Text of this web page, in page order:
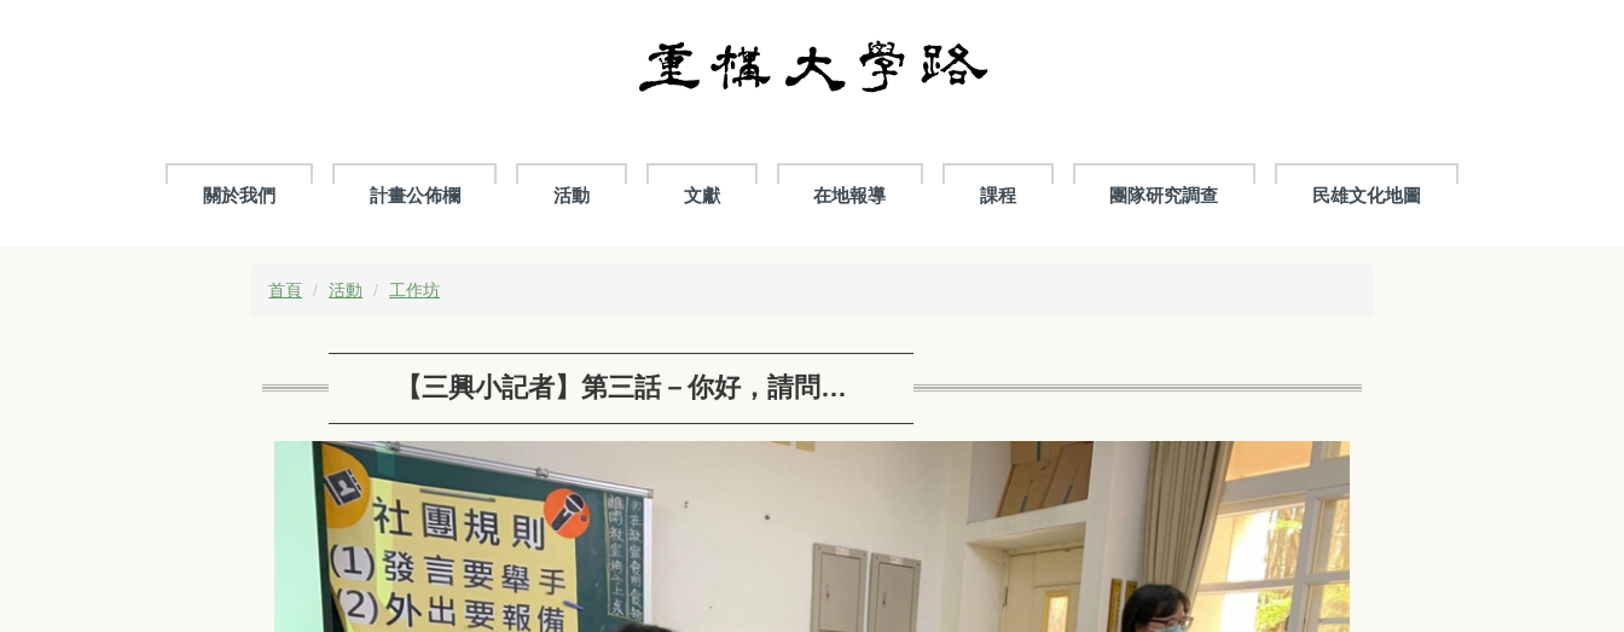
關於我們 計畫公佈欄 活動 文獻 在地報導 課程 團隊研究調查 民雄文化地圖
首頁 活動 工作坊
【三興小記者】第三話－你好，請問…